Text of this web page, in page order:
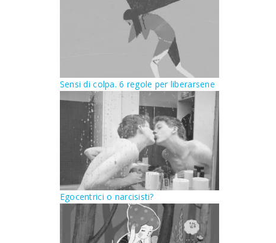
Sensi di colpa. 6 regole per liberarsene
Egocentrici o narcisisti?